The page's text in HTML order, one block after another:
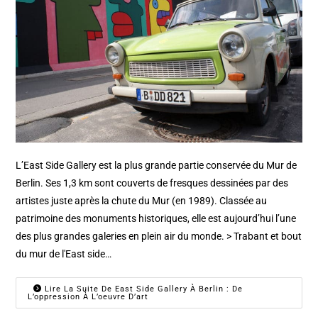
L’East Side Gallery est la plus grande partie conservée du Mur de
Berlin. Ses 1,3 km sont couverts de fresques dessinées par des
artistes juste après la chute du Mur (en 1989). Classée au
patrimoine des monuments historiques, elle est aujourd’hui l’une
des plus grandes galeries en plein air du monde. > Trabant et bout
du mur de l'East side…
Lire La Suite De East Side Gallery À Berlin : De
L’oppression À L’oeuvre D’art